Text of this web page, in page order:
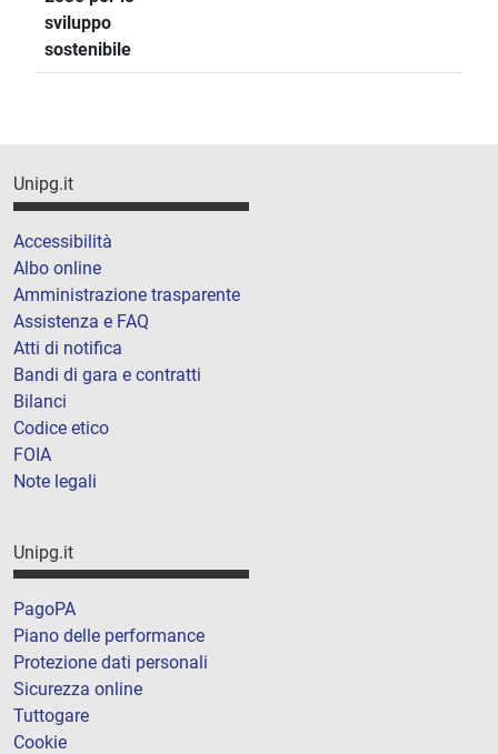
sviluppo
sostenibile
Unipg.it
Accessibilità
Albo online
Amministrazione trasparente
Assistenza e FAQ
Atti di notifica
Bandi di gara e contratti
Bilanci
Codice etico
FOIA
Note legali
Unipg.it
PagoPA
Piano delle performance
Protezione dati personali
Sicurezza online
Tuttogare
Cookie